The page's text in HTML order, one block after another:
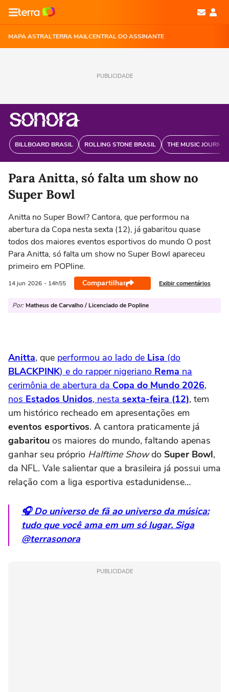
MAPA ASTRALTERRA MAILCENTRAL DO ASSINANTE
PUBLICIDADE
BILLBOARD BRASIL ROLLING STONE BRASIL THE MUSIC
Para Anitta, só falta um show no
Super Bowl
Anitta no Super Bowl? Cantora, que performou na
abertura da Copa nesta sexta (12), já gabaritou quase
todos dos maiores eventos esportivos do mundo O post
Para Anitta, só falta um show no Super Bowl apareceu
primeiro em POPline.
14 jun 2026 - 14h55 Compartilhar Exibir comentários
Por: Matheus de Carvalho / Licenciado de Popline
Anitta, que performou ao lado de Lisa (do
BLACKPINK) e do rapper nigeriano Rema na
cerimônia de abertura da Copa do Mundo 2026,
nos Estados Unidos, nesta sexta-feira (12), tem
um histórico recheado em apresentações em
eventos esportivos. A cantora praticamente já
gabaritou os maiores do mundo, faltando apenas
ganhar seu próprio Halftime Showdo Super Bowl,
da NFL. Vale salientar que a brasileira já possui uma
relação com a liga esportiva estadunidense…
🎧 Do universo de fã ao universo da música:
tudo que você ama em um só lugar. Siga
@terrasonora
PUBLICIDADE